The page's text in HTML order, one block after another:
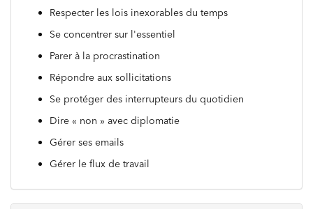
Respecter les lois inexorables du temps
Se concentrer sur l'essentiel
Parer à la procrastination
Répondre aux sollicitations
Se protéger des interrupteurs du quotidien
Dire « non » avec diplomatie
Gérer ses emails
Gérer le flux de travail